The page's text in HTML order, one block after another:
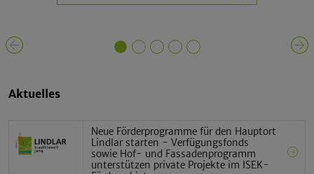
Aktuelles
Neue Förderprogramme für den Hauptort
Lindlar starten - Verfügungsfonds
sowie Hof- und Fassadenprogramm
unterstützen private Projekte im ISEK-